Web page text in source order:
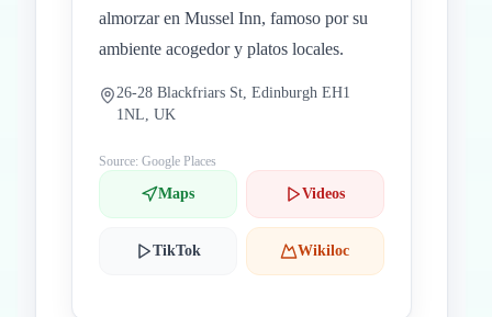
almorzar en Mussel Inn, famoso por su
ambiente acogedor y platos locales.
26-28 Blackfriars St, Edinburgh EH1
1NL, UK
Source: Google Places
Maps Videos
TikTok Wikiloc